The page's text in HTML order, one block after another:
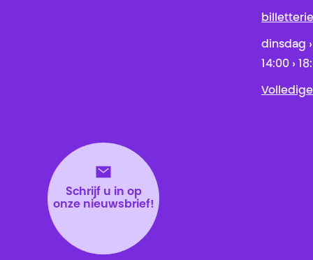
Schrijf u in op
onze nieuwsbrief!
dinsdag
14:00 ›